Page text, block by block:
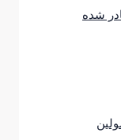
شده